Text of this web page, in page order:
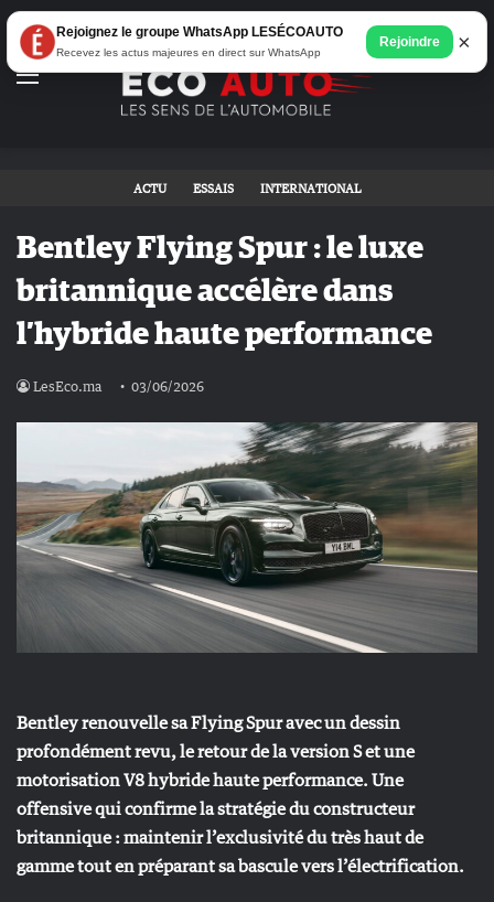
Menu
ACTU ESSAIS INTERNATIONAL
Bentley Flying Spur : le luxe
britannique accélère dans
l’hybride haute performance
LesEco.ma 03/06/2026
Bentley renouvelle sa Flying Spur avec un dessin
profondément revu, le retour de la version S et une
motorisation V8 hybride haute performance. Une
offensive qui confirme la stratégie du constructeur
britannique : maintenir l’exclusivité du très haut de
gamme tout en préparant sa bascule vers l’électrification.
Rejoignez le groupe WhatsApp LESÉCOAUTO
Recevez les actus majeures en direct sur WhatsApp
Rejoindre ×